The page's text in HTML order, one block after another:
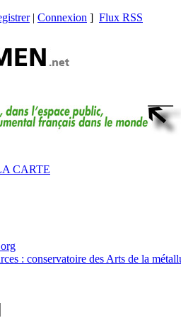
| Connexion ] Flux RSS
CARTE
: conservatoire des Arts de la